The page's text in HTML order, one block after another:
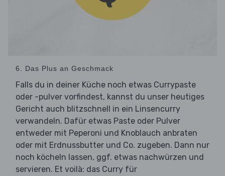
6. Das Plus an Geschmack
Falls du in deiner Küche noch etwas Currypaste
oder -pulver vorfindest, kannst du unser heutiges
Gericht auch blitzschnell in ein Linsencurry
verwandeln. Dafür etwas Paste oder Pulver
entweder mit Peperoni und Knoblauch anbraten
oder mit Erdnussbutter und Co. zugeben. Dann nur
noch köcheln lassen, ggf. etwas nachwürzen und
servieren. Et voilà: das Curry für